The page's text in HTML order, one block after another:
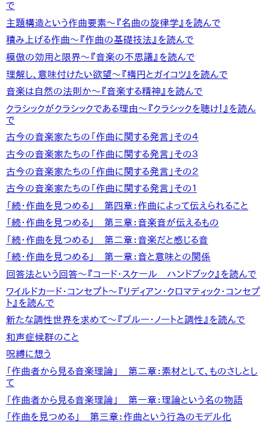
で
主題構造という作曲要素～『名曲の旋律学』を読んで
積み上げる作曲～『作曲の基礎技法』を読んで
模倣の効用と限界～『音楽の不思議』を読んで
理解し、意味付けたい欲望～『楕円とガイコツ』を読んで
音楽は自然の法則か～『音楽する精神』を読んで
クラシックがクラシックである理由～『クラシックを聴け！』を読ん
で
古今の音楽家たちの「作曲に関する発言」その４
古今の音楽家たちの「作曲に関する発言」その３
古今の音楽家たちの「作曲に関する発言」その２
古今の音楽家たちの「作曲に関する発言」その１
「続・作曲を見つめる」 第四章：作曲によって伝えられること
「続・作曲を見つめる」 第三章：音楽音が伝えるもの
「続・作曲を見つめる」 第二章：音楽だと感じる音
「続・作曲を見つめる」 第一章：音と意味との関係
回答法という回答～『コード・スケール ハンドブック』を読んで
ワイルドカード・コンセプト～『リディアン・クロマティック・コンセプ
ト』を読んで
新たな調性世界を求めて～『ブルー・ノートと調性』を読んで
和声症候群のこと
呪縛に想う
「作曲者から見る音楽理論」 第二章：素材として、ものさしとし
て
「作曲者から見る音楽理論」 第一章：理論という名の物語
「作曲を見つめる」 第三章：作曲という行為のモデル化